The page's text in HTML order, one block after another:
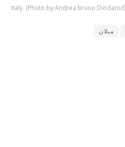
Italy. (Photo by Andrea Bruno Diodato/
ميلان